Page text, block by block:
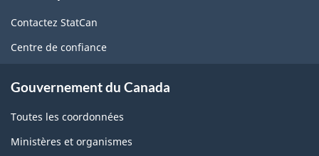
de
ce
Contactez StatCan
Centre de confiance
Gouvernement du Canada
Toutes les coordonnées
Ministères et organismes